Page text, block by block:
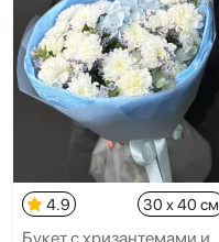
4.9 30 x 40 см